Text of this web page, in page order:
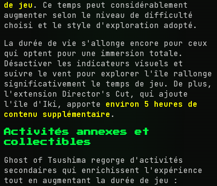
de jeu . Ce temps peut considérablement
augmenter selon le niveau de difficulté
choisi et le style d'exploration adopté.
La durée de vie s'allonge encore pour ceux
qui optent pour une immersion totale.
Désactiver les indicateurs visuels et
suivre le vent pour explorer l'île rallonge
significativement le temps de jeu. De plus,
l'extension Director's Cut, qui ajoute
l'île d'Iki, apporte environ 5 heures de
contenu supplémentaire .
Activités annexes et
collectibles
Ghost of Tsushima regorge d'activités
secondaires qui enrichissent l'expérience
tout en augmentant la durée de jeu :